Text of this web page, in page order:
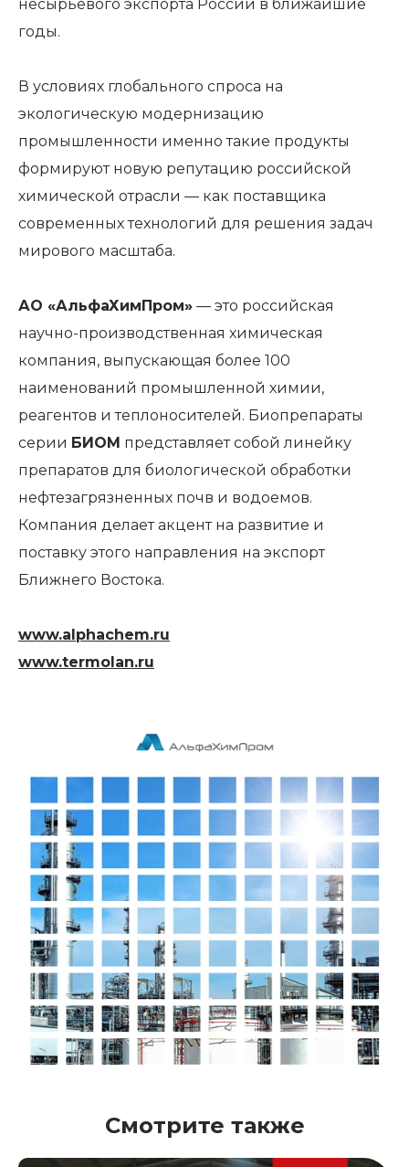
несырьевого экспорта России в ближайшие
годы.
В условиях глобального спроса на
экологическую модернизацию
промышленности именно такие продукты
формируют новую репутацию российской
химической отрасли — как поставщика
современных технологий для решения задач
мирового масштаба.
АО «АльфаХимПром» — это российская
научно-производственная химическая
компания, выпускающая более 100
наименований промышленной химии,
реагентов и теплоносителей. Биопрепараты
серии БИОМ представляет собой линейку
препаратов для биологической обработки
нефтезагрязненных почв и водоемов.
Компания делает акцент на развитие и
поставку этого направления на экспорт
Ближнего Востока.
www.alphachem.ru
www.termolan.ru
Смотрите также